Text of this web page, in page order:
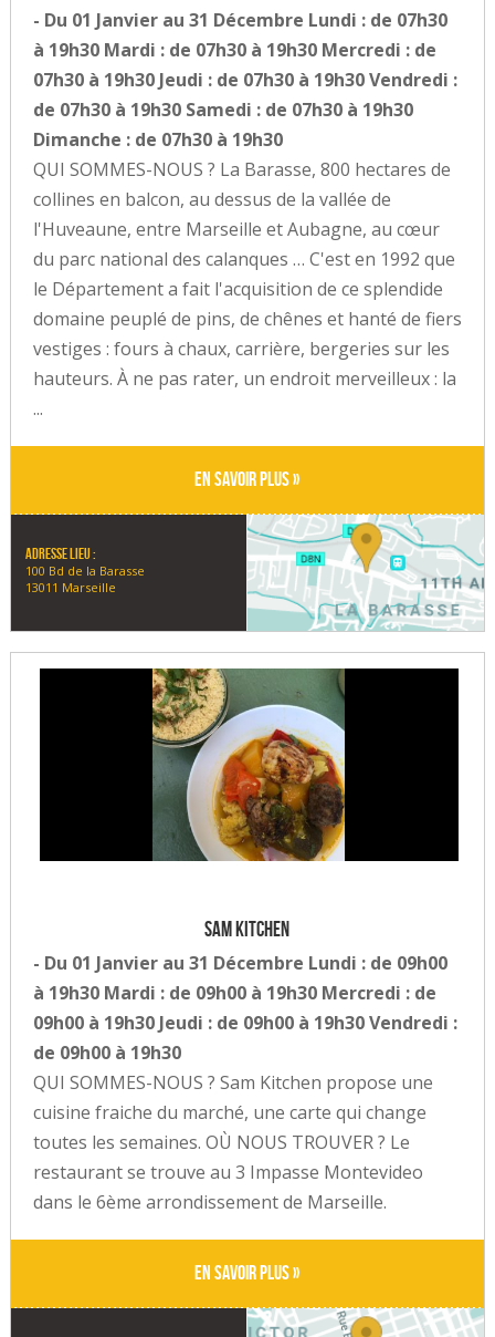
- Du 01 Janvier au 31 Décembre Lundi : de 07h30
à 19h30 Mardi : de 07h30 à 19h30 Mercredi : de
07h30 à 19h30 Jeudi : de 07h30 à 19h30 Vendredi :
de 07h30 à 19h30 Samedi : de 07h30 à 19h30
Dimanche : de 07h30 à 19h30
QUI SOMMES-NOUS ? La Barasse, 800 hectares de
collines en balcon, au dessus de la vallée de
l'Huveaune, entre Marseille et Aubagne, au cœur
du parc national des calanques … C'est en 1992 que
le Département a fait l'acquisition de ce splendide
domaine peuplé de pins, de chênes et hanté de fiers
vestiges : fours à chaux, carrière, bergeries sur les
hauteurs. À ne pas rater, un endroit merveilleux : la
...
En savoir plus »
Adresse lieu :
100 Bd de la Barasse
13011 Marseille
Sam Kitchen
- Du 01 Janvier au 31 Décembre Lundi : de 09h00
à 19h30 Mardi : de 09h00 à 19h30 Mercredi : de
09h00 à 19h30 Jeudi : de 09h00 à 19h30 Vendredi :
de 09h00 à 19h30
QUI SOMMES-NOUS ? Sam Kitchen propose une
cuisine fraiche du marché, une carte qui change
toutes les semaines. OÙ NOUS TROUVER ? Le
restaurant se trouve au 3 Impasse Montevideo
dans le 6ème arrondissement de Marseille.
En savoir plus »